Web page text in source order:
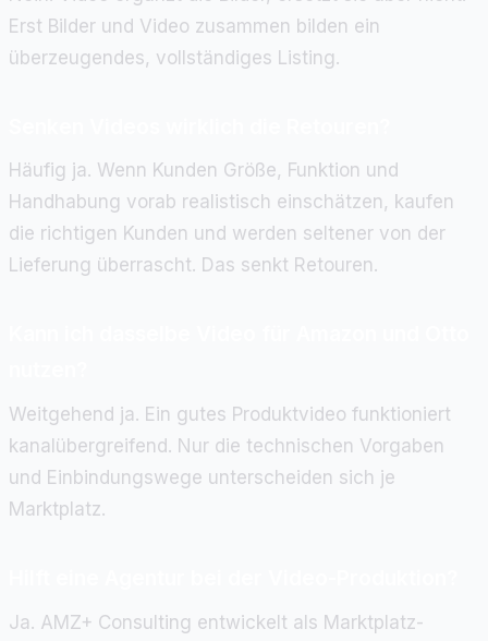
Erst Bilder und Video zusammen bilden ein
überzeugendes, vollständiges Listing.
Häufig ja. Wenn Kunden Größe, Funktion und
Handhabung vorab realistisch einschätzen, kaufen
die richtigen Kunden und werden seltener von der
Lieferung überrascht. Das senkt Retouren.
Weitgehend ja. Ein gutes Produktvideo funktioniert
kanalübergreifend. Nur die technischen Vorgaben
und Einbindungswege unterscheiden sich je
Marktplatz.
Ja. AMZ+ Consulting entwickelt als Marktplatz-